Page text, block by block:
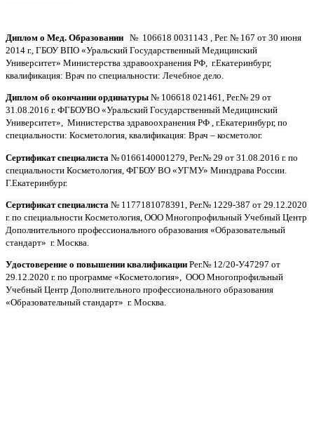
Диплом о Мед. Образовании № 106618 0031143 , Рег. № 167 от 30 июня
2014 г., ГБОУ ВПО «Уральский Государственный Медицинский
Университет» Министерства здравоохранения РФ, г.Екатеринбург,
квалификация: Врач по специальности: Лечебное дело.
Диплом об окончании ординатуры № 106618 021461, Рег.№ 29 от
31.08.2016 г. ФГБОУВО «Уральский Государственный Медицинский
Университет», Министерства здравоохранения РФ , г.Екатеринбург, по
специальности: Косметология, квалификация: Врач – косметолог.
Сертификат специалиста № 0166140001279, Рег.№ 29 от 31.08.2016 г. по
специальности Косметология, ФГБОУ ВО «УГМУ» Минздрава России.
Г.Екатеринбург.
Сертификат специалиста № 1177181078391, Рег.№ 1229-387 от 29.12.2020
г. по специальности Косметология, ООО Многопрофильный Учебный Центр
Дополнительного профессионального образования «Образовательный
стандарт» г. Москва.
Удостоверение о повышении квалификации Рег.№ 12/20-У47297 от
29.12.2020 г. по программе «Косметология», ООО Многопрофильный
Учебный Центр Дополнительного профессионального образования
«Образовательный стандарт» г. Москва.